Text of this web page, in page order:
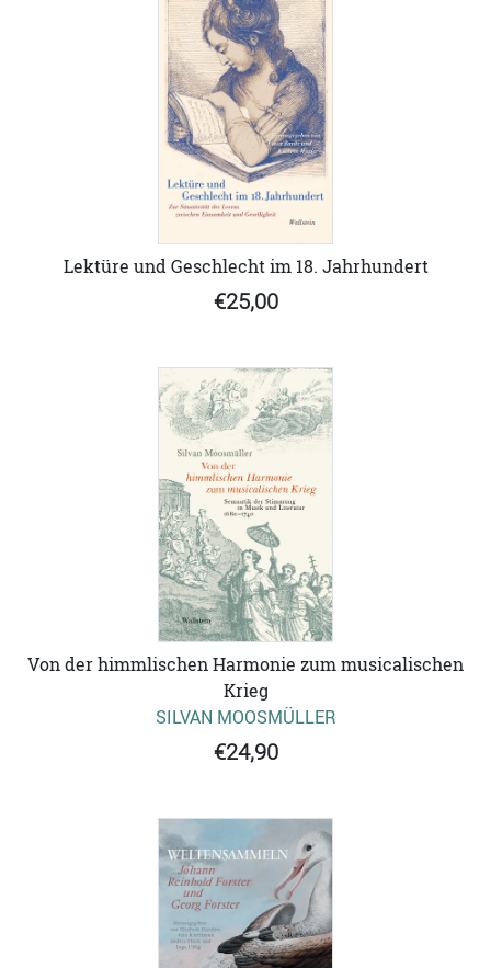
Lektüre und Geschlecht im 18. Jahrhundert
€25,00
Von der himmlischen Harmonie zum musicalischen
Krieg
SILVAN MOOSMÜLLER
€24,90